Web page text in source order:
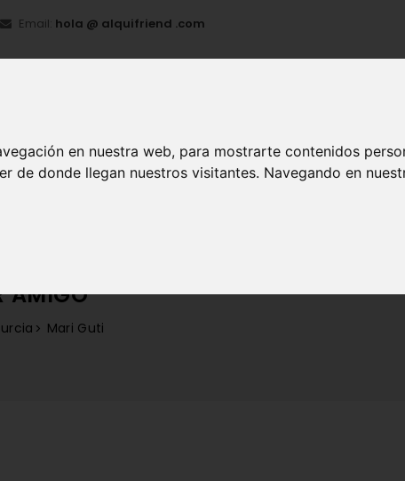
en nuestra web, para mostrarte contenidos
de donde llegan nuestros visitantes. Navegando en
Email: hola @ alquifriend .com
AMIGO
Mari Guti